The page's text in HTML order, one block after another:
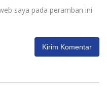
saya pada peramban ini